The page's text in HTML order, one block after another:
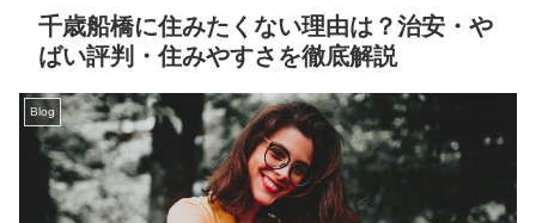
千歳船橋に住みたくない理由は？治安・や
ばい評判・住みやすさを徹底解説
Blog